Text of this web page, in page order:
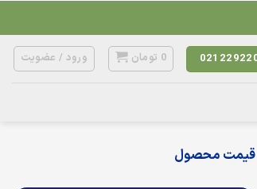
0 تومان ورود / عضویت
قیمت محصول